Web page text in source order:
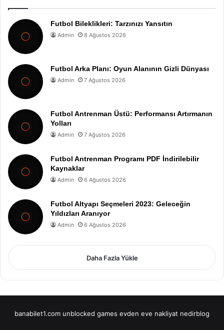
Futbol Bileklikleri: Tarzınızı Yansıtın
Admin 8 Ağustos 2026
Futbol Arka Planı: Oyun Alanının Gizli Dünyası
Admin 7 Ağustos 2026
Futbol Antrenman Üstü: Performansı Artırmanın
Yolları
Admin 7 Ağustos 2026
Futbol Antrenman Programı PDF İndirilebilir
Kaynaklar
Admin 6 Ağustos 2026
Futbol Altyapı Seçmeleri 2023: Geleceğin
Yıldızları Aranıyor
Admin 6 Ağustos 2026
Daha Fazla Yükle
banabilet1.com unblocked games evden eve nakliyat nedirblog